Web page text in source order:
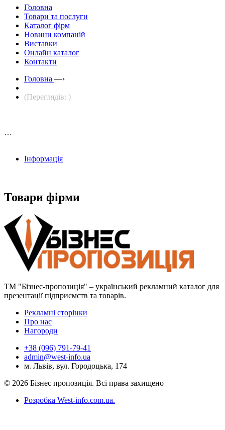
Головна
Товари та послуги
Каталог фірм
Новини компаній
Виставки
Онлайн каталог
Контакти
Головна —›
(Переглядів: )
…
Інформація
Товари фірми
ТМ "Бізнес-пропозиція" – український рекламний каталог для
презентації підприємств та товарів.
Рекламні сторінки
Про нас
Нагороди
+38 (096) 791-79-41
admin@west-info.ua
м. Львів, вул. Городоцька, 174
© 2026 Бізнес пропозиція. Всі права захищено
Розробка West-info.com.ua.